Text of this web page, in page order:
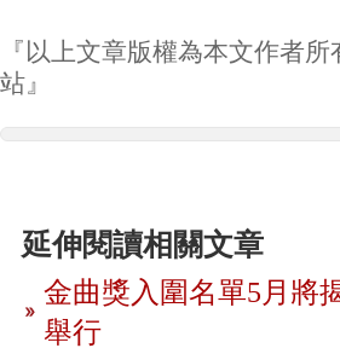
『以上文章版權為本文作者
站』
延伸閱讀相關文章
金曲獎入圍名單5月將
舉行